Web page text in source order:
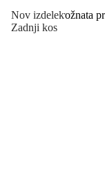
Nov izdelek
Zadnji kos